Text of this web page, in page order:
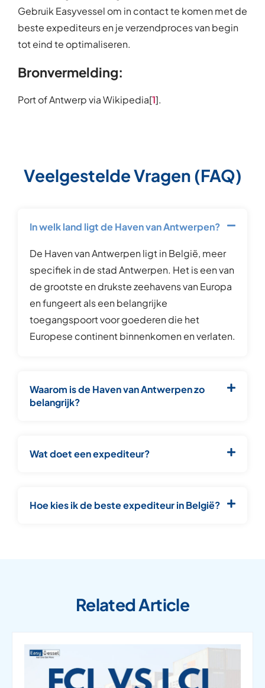
Gebruik Easyvessel om in contact te komen met de
beste expediteurs en je verzendproces van begin
tot eind te optimaliseren.
Bronvermelding:
Port of Antwerp via Wikipedia[1].
Veelgestelde Vragen (FAQ)
In welk land ligt de Haven van Antwerpen?
De Haven van Antwerpen ligt in België, meer
specifiek in de stad Antwerpen. Het is een van
de grootste en drukste zeehavens van Europa
en fungeert als een belangrijke
toegangspoort voor goederen die het
Europese continent binnenkomen en verlaten.
Waarom is de Haven van Antwerpen zo
belangrijk?
Wat doet een expediteur?
Hoe kies ik de beste expediteur in België?
Related Article